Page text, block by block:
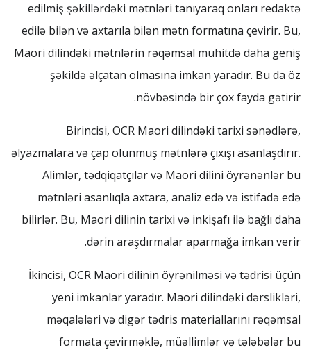
edilmiş şəkillərdəki mətnləri tanıyaraq onları redaktə
edilə bilən və axtarıla bilən mətn formatına çevirir. Bu,
Maori dilindəki mətnlərin rəqəmsal mühitdə daha geniş
şəkildə əlçatan olmasına imkan yaradır. Bu da öz
növbəsində bir çox fayda gətirir.
Birincisi, OCR Maori dilindəki tarixi sənədlərə,
əlyazmalara və çap olunmuş mətnlərə çıxışı asanlaşdırır.
Alimlər, tədqiqatçılar və Maori dilini öyrənənlər bu
mətnləri asanlıqla axtara, analiz edə və istifadə edə
bilirlər. Bu, Maori dilinin tarixi və inkişafı ilə bağlı daha
dərin araşdırmalar aparmağa imkan verir.
İkincisi, OCR Maori dilinin öyrənilməsi və tədrisi üçün
yeni imkanlar yaradır. Maori dilindəki dərslikləri,
məqalələri və digər tədris materiallarını rəqəmsal
formata çevirməklə, müəllimlər və tələbələr bu